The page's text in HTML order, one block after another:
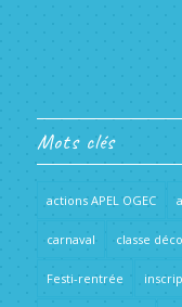
Mots clés
actions APEL OGEC
carnaval classe
Festi-rentrée